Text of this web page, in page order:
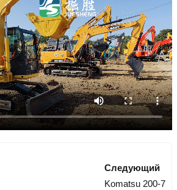
Следующий
Komatsu 200-7